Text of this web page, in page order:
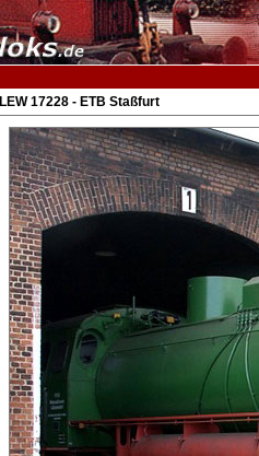
LEW 17228 - ETB Staßfurt